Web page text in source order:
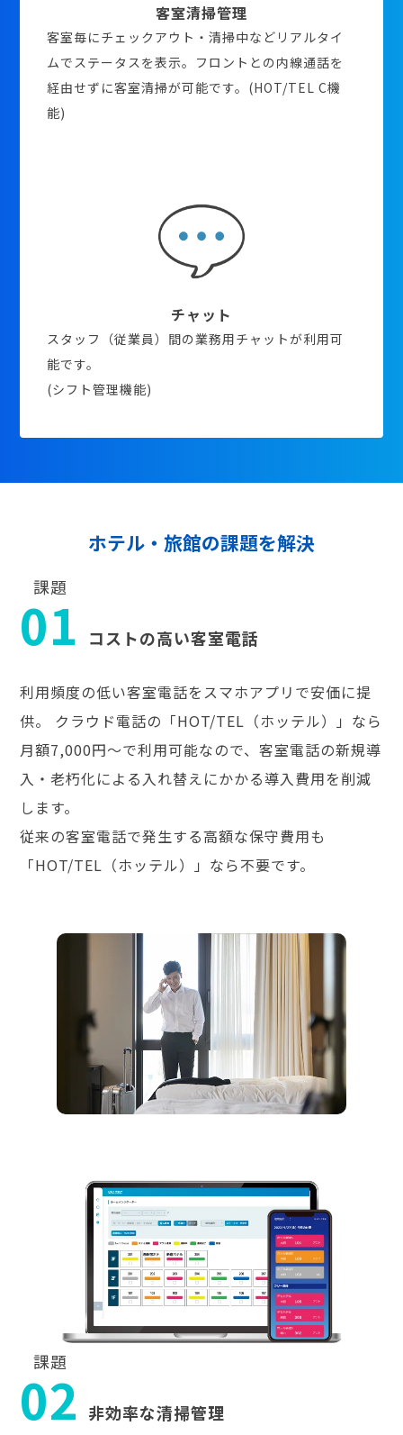
客室清掃管理
客室毎にチェックアウト・清掃中などリアルタイ
ムでステータスを表示。フロントとの内線通話を
経由せずに客室清掃が可能です。(HOT/TEL C機
能)
チャット
スタッフ（従業員）間の業務用チャットが利用可
能です。
(シフト管理機能)
ホテル・旅館の課題を解決
課題
01 コストの高い客室電話
利用頻度の低い客室電話をスマホアプリで安価に提
供。 クラウド電話の「HOT/TEL（ホッテル）」なら
月額7,000円～で利用可能なので、客室電話の新規導
入・老朽化による入れ替えにかかる導入費用を削減
します。
従来の客室電話で発生する高額な保守費用も
「HOT/TEL（ホッテル）」なら不要です。
課題
02 非効率な清掃管理